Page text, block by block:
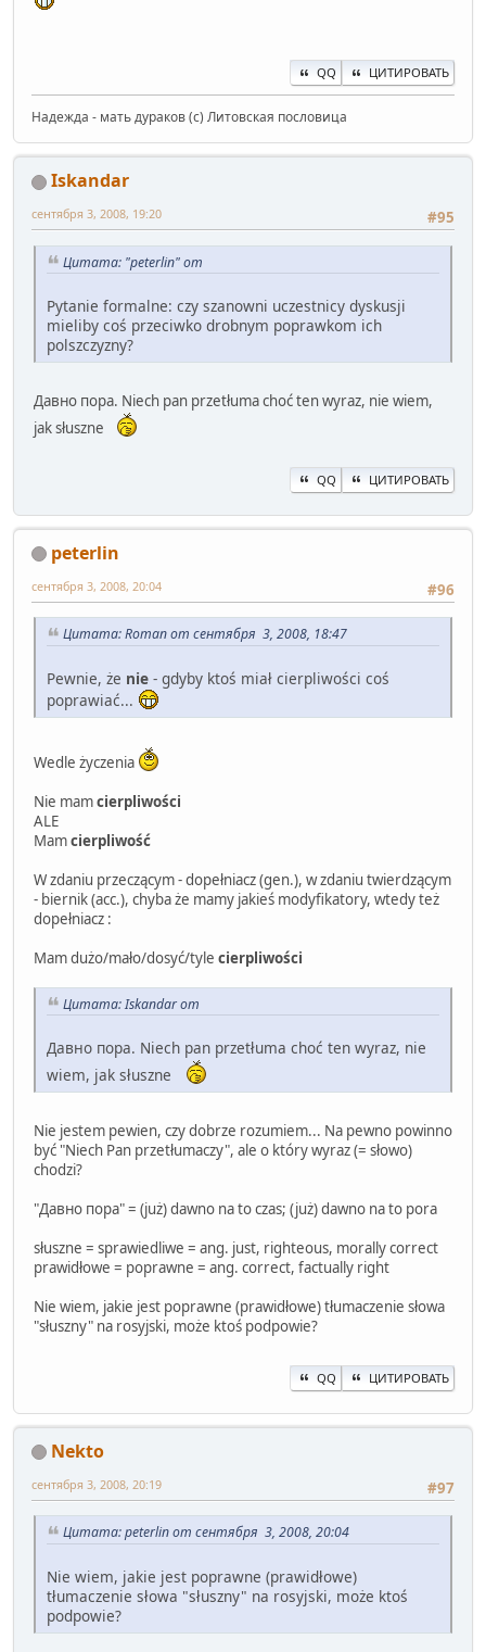
QQ ЦИТИРОВАТЬ
Надежда - мать дураков (с) Литовская пословица
Iskandar
#95
сентября 3, 2008, 19:20
Цитата: "peterlin" от
Pytanie formalne: czy szanowni uczestnicy dyskusji
mieliby coś przeciwko drobnym poprawkom ich
polszczyzny?
Давно пора. Niech pan przetłuma choć ten wyraz, nie wiem,
jak słuszne
QQ ЦИТИРОВАТЬ
peterlin
#96
сентября 3, 2008, 20:04
Цитата: Roman от сентября 3, 2008, 18:47
Pewnie, że nie - gdyby ktoś miał cierpliwości coś
poprawiać...
Wedle życzenia
Nie mamcierpliwości
ALE
Mamcierpliwość
W zdaniu przeczącym - dopełniacz (gen.), w zdaniu twierdzącym
- biernik (acc.), chyba że mamy jakieś modyfikatory, wtedy też
dopełniacz :
Mam dużo/mało/dosyć/tyle cierpliwości
Цитата: Iskandar от
Давно пора. Niech pan przetłuma choć ten wyraz, nie
wiem, jak słuszne
Nie jestem pewien, czy dobrze rozumiem... Na pewno powinno
być "Niech Pan przetłumaczy", ale o który wyraz (= słowo)
chodzi?
"Давно пора" = (już) dawno na to czas; (już) dawno na to pora
słuszne = sprawiedliwe = ang. just, righteous, morally correct
prawidłowe = poprawne = ang. correct, factually right
Nie wiem, jakie jest poprawne (prawidłowe) tłumaczenie słowa
"słuszny" na rosyjski, może ktoś podpowie?
QQ ЦИТИРОВАТЬ
Nekto
#97
сентября 3, 2008, 20:19
Цитата: peterlin от сентября 3, 2008, 20:04
Nie wiem, jakie jest poprawne (prawidłowe)
tłumaczenie słowa "słuszny" na rosyjski, może ktoś
podpowie?